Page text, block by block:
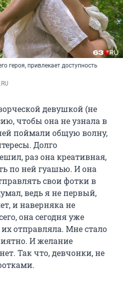
героя, привлекает доступность
девушкой (не
чтобы она не узнала в
поймали общую волну,
Долго
раз она креативная,
по ней гуашью. И она
свои фотки в
ведь я не первый,
и наверняка не
она сегодня уже
отправляла. Мне стало
И желание
Так что, девчонки, не